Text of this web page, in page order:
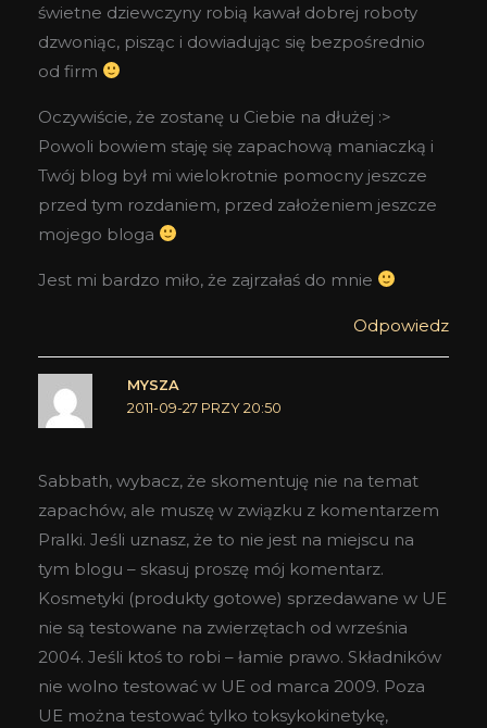
świetne dziewczyny robią kawał dobrej roboty
dzwoniąc, pisząc i dowiadując się bezpośrednio
od firm
Oczywiście, że zostanę u Ciebie na dłużej :>
Powoli bowiem staję się zapachową maniaczką i
Twój blog był mi wielokrotnie pomocny jeszcze
przed tym rozdaniem, przed założeniem jeszcze
mojego bloga
Jest mi bardzo miło, że zajrzałaś do mnie
Odpowiedz
MYSZA
2011-09-27 PRZY 20:50
Sabbath, wybacz, że skomentuję nie na temat
zapachów, ale muszę w związku z komentarzem
Pralki. Jeśli uznasz, że to nie jest na miejscu na
tym blogu – skasuj proszę mój komentarz.
Kosmetyki (produkty gotowe) sprzedawane w UE
nie są testowane na zwierzętach od września
2004. Jeśli ktoś to robi – łamie prawo. Składników
nie wolno testować w UE od marca 2009. Poza
UE można testować tylko toksykokinetykę,